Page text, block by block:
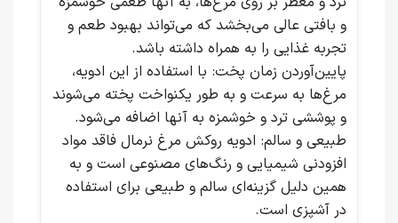
و بافتی عالی می‌بخشد که می‌تواند بهبود طعم و
تجربه غذایی را به همراه داشته باشد.
پایین‌آوردن زمان پخت: با استفاده از این ادویه،
مرغ‌ها به سرعت و به طور یکنواخت پخته می‌شوند
و پوششی ترد و خوشمزه به آنها اضافه می‌شود.
طبیعی و سالم: ادویه روکش مرغ نرمال فاقد مواد
افزودنی شیمیایی و رنگ‌های مصنوعی است و به
همین دلیل گزینه‌ای سالم و طبیعی برای استفاده
در آشپزی است.